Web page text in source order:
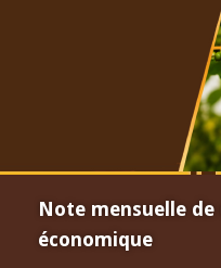
Note mensuelle
économique